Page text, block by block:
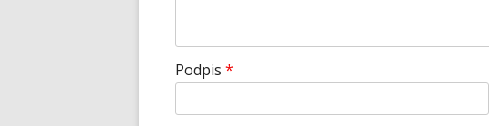
Podpis *